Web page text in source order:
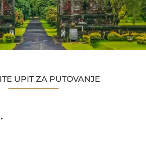
UPIT ZA PUTOVANJE